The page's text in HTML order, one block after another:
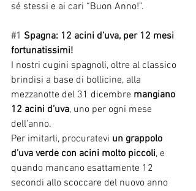
sé stessi e ai cari “Buon Anno!”.
#1 Spagna: 12 acini d’uva, per 12 mesi
fortunatissimi!
I nostri cugini spagnoli, oltre al classico
brindisi a base di bollicine, alla
mezzanotte del 31 dicembre mangiano
12 acini d’uva, uno per ogni mese
dell’anno.
Per imitarli, procuratevi un grappolo
d’uva verde con acini molto piccoli, e
quando mancano esattamente 12
secondi allo scoccare del nuovo anno